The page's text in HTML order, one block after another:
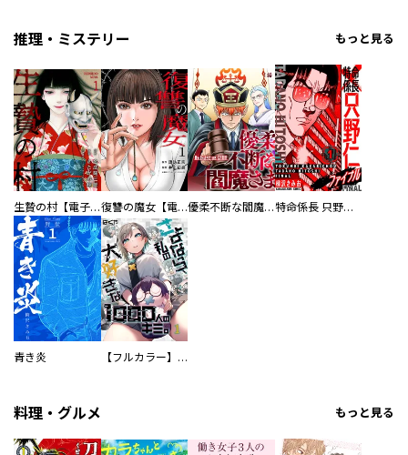
推理・ミステリー もっと見る
生贄の村【電子単行本版】 復讐の魔女【電子単行本版】 優柔不断な閻魔さま 特命係長 只野仁ファイナル 愛蔵版
青き炎 【フルカラー】さよなら、私の大好きな１０００人のキミ。
料理・グルメ もっと見る